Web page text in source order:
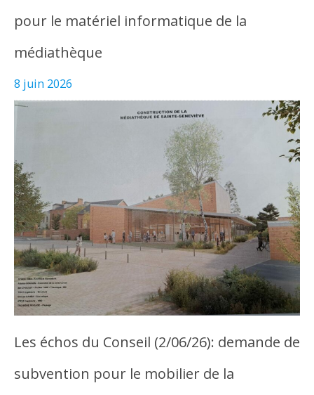
pour le matériel informatique de la
médiathèque
8 juin 2026
Les échos du Conseil (2/06/26): demande de
subvention pour le mobilier de la